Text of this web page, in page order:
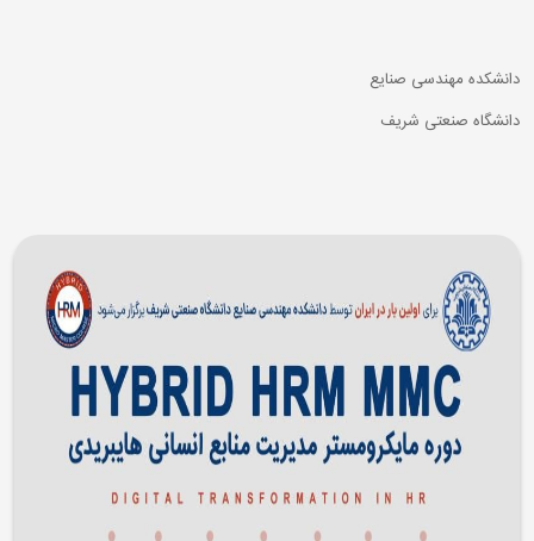
دانشکده مهندسی صنایع
دانشگاه صنعتی شریف